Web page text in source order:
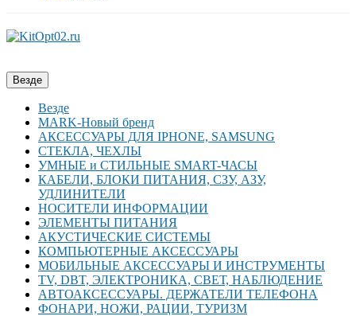
Везде
Везде
MARK-Новый бренд
АКСЕССУАРЫ ДЛЯ IPHONE, SAMSUNG
СТЕКЛА, ЧЕХЛЫ
УМНЫЕ и СТИЛЬНЫЕ SMART-ЧАСЫ
КАБЕЛИ, БЛОКИ ПИТАНИЯ, СЗУ, АЗУ,
УДЛИНИТЕЛИ
НОСИТЕЛИ ИНФОРМАЦИИ
ЭЛЕМЕНТЫ ПИТАНИЯ
АКУСТИЧЕСКИЕ СИСТЕМЫ
КОМПЬЮТЕРНЫЕ АКСЕССУАРЫ
МОБИЛЬНЫЕ АКСЕCСУАРЫ И ИНСТРУМЕНТЫ
TV, DBT, ЭЛЕКТРОНИКА, СВЕТ, НАБЛЮДЕНИЕ
АВТОАКСЕССУАРЫ. ДЕРЖАТЕЛИ ТЕЛЕФОНА
ФОНАРИ, НОЖИ, РАЦИИ, ТУРИЗМ